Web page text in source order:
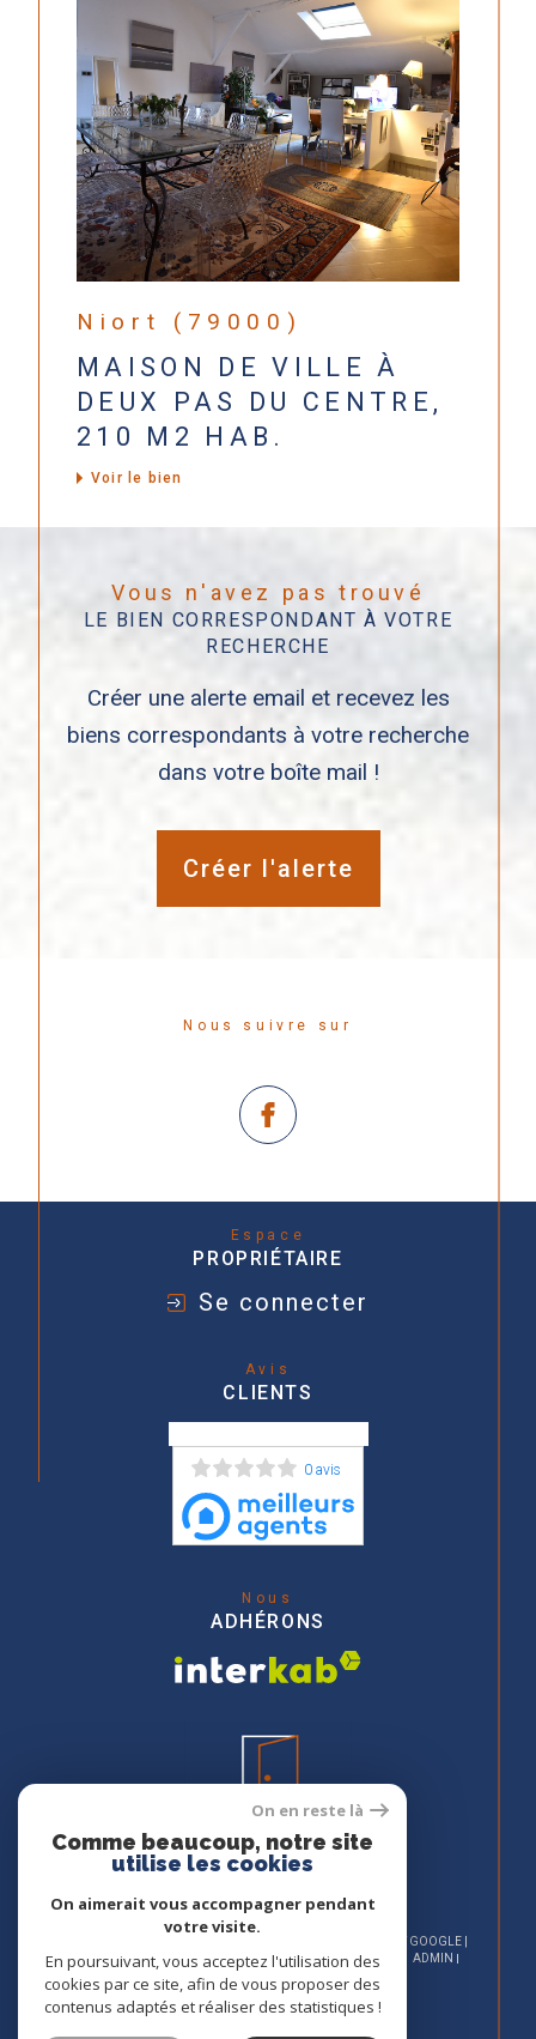
Niort (79000)
MAISON DE VILLE À
DEUX PAS DU CENTRE,
210 M2 HAB.
Voir le bien
Vous n'avez pas trouvé
LE BIEN CORRESPONDANT À VOTRE
RECHERCHE
Créer une alerte email et recevez les
biens correspondants à votre recherche
dans votre boîte mail !
Créer l'alerte
Nous suivre sur
Espace
PROPRIÉTAIRE
Se connecter
Avis
CLIENTS
0 avis
Nous
ADHÉRONS
© 2026 | TOUS DROITS RÉSERVÉS | TRADUCTION POWERED BY GOOGLE |
NOS HONORAIRES
PLAN DU SITE MENTIONS LÉGALES
ADMIN
NOS LIENS
POLITIQUE RGPD COOKIES
On en reste là
Comme beaucoup, notre site
utilise les cookies
On aimerait vous accompagner pendant
votre visite.
En poursuivant, vous acceptez l'utilisation des
cookies par ce site, afin de vous proposer des
contenus adaptés et réaliser des statistiques !